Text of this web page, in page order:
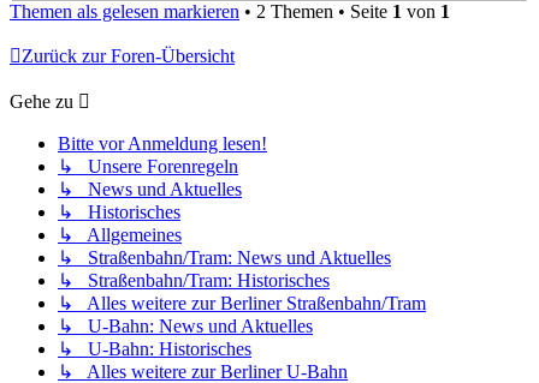
Themen als gelesen markieren • 2 Themen • Seite 1 von 1
Zurück zur Foren-Übersicht
Gehe zu
Bitte vor Anmeldung lesen!
↳ Unsere Forenregeln
↳ News und Aktuelles
↳ Historisches
↳ Allgemeines
↳ Straßenbahn/Tram: News und Aktuelles
↳ Straßenbahn/Tram: Historisches
↳ Alles weitere zur Berliner Straßenbahn/Tram
↳ U-Bahn: News und Aktuelles
↳ U-Bahn: Historisches
↳ Alles weitere zur Berliner U-Bahn